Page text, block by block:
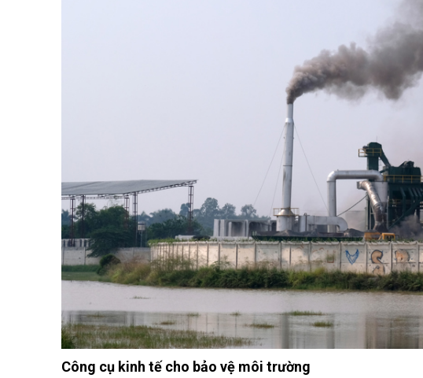
Công cụ kinh tế cho bảo vệ môi trường